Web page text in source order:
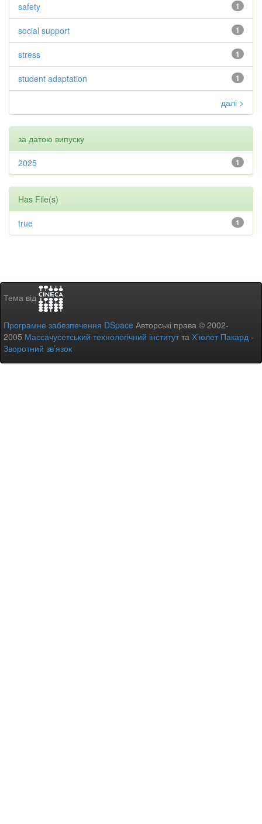
1
safety
1
social support
1
stress
1
student adaptation
далі >
за датою випуску
1
2025
Has File(s)
1
true
Тема від
Програмне забезпечення DSpace Авторські права © 2002-
2005 Массачусетський технологічний інститутта Х’юлет Пакард -
Зворотний зв’язок